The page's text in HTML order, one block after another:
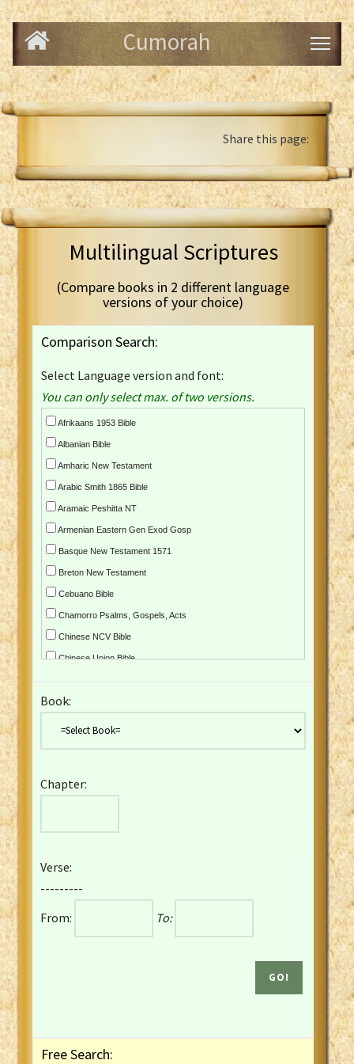
Cumorah
Share this page:
Multilingual Scriptures
(Compare books in 2 different language
versions of your choice)
Comparison Search:
Select Language version and font:
You can only select max. of two versions.
Afrikaans 1953 Bible
Albanian Bible
Amharic New Testament
Arabic Smith 1865 Bible
Aramaic Peshitta NT
Armenian Eastern Gen Exod Gosp
Basque New Testament 1571
Breton New Testament
Cebuano Bible
Chamorro Psalms, Gospels, Acts
Chinese NCV Bible
Chinese Union Bible
Czech Kralicka Bible
English YLT 1898 Bible
French Darby Bible
French Louis Segond Bible
Gaelic (Manx) Selections
Gaelic (Scottish) Mark
Book:
Chapter:
Verse:
---------
From:
To:
Free Search: